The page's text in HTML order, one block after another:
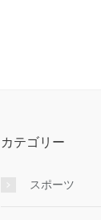
カテゴリー
スポーツ